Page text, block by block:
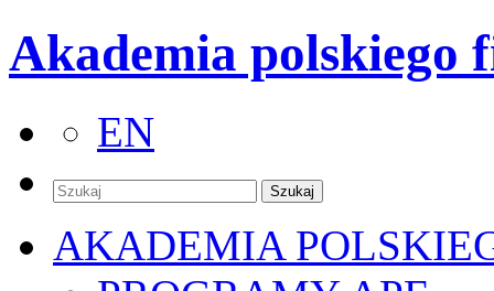
Akademia polskiego
EN
AKADEMIA